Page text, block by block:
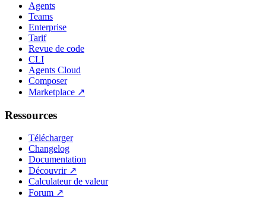
Agents
Teams
Enterprise
Tarif
Revue de code
CLI
Agents Cloud
Composer
Marketplace ↗
Ressources
Télécharger
Changelog
Documentation
Découvrir↗
Calculateur de valeur
Forum ↗